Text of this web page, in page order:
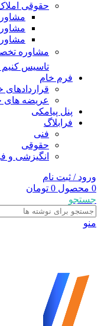
حقوقی
مشاوره
تاسیس کنیم
فرم خام
قراردادهای
عریضه های
پنل پیامکی
فرابلاگ
فنی
حقوقی
انگیزشی و
ورود / ثبت نام
0 محصول 0 تومان
جستجو
منو